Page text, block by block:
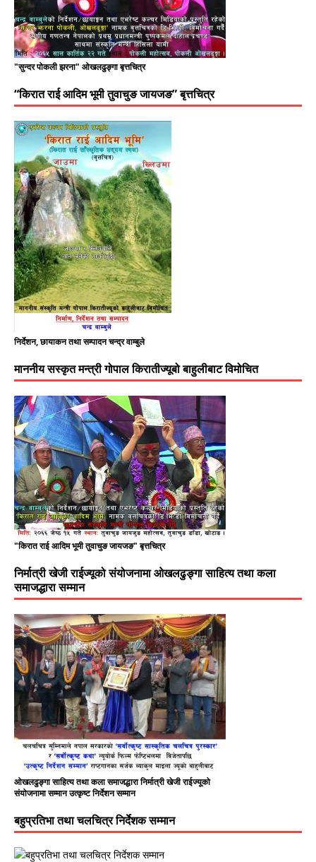
"सुन्दर पोकली झरना" ओखलढुङ्गा बृत्तचित्र
“किरात राई आदिम भूमी तुवाचुङ जायजङ” बृत्तचित्र
निर्देशन, छायाकन तथा सम्पादन चन्द्र वाम्बुले
माननीय सस्कृत मन्त्री गोपाल किरातीज्यूबो बाहुलीबाट विमोचित
"किरात राई आदिम भूमी तुवाचुङ जायजङ" बृत्तचित्र
निर्मात्री खेजी राईज्यूको संयोजनामा ओखलढुङ्गा साहित्य तथा कला
समाजद्धारा सम्मान
ओखलढुङ्गा साहित्य तथा कला समाजद्धारा निर्मात्री खेजी राईज्यूको
संयोजनामा सम्मान उत्कृष्ट निर्देशन सम्मान
बहुप्रतिभा तथा चलचित्र निर्देशक सम्मान